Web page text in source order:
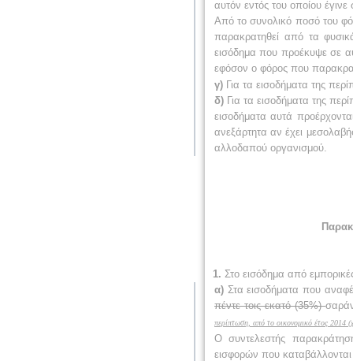
αυτόν εντός του οποίου
Από το συνολικό ποσό του
παρακρατηθεί από τα
εισόδημα που προέκυψε σε
εφόσον ο φόρος που
γ) Για τα εισοδήματα της
δ) Για τα εισοδήματα της
εισοδήματα αυτά
ανεξάρτητα αν έχει
αλλοδαπού οργανισμού.
1. Στο εισόδημα από
α) Στα εισοδήματα που
πέντε τοις εκατό (35%)
περίπτωση, από το οικονομικό έτος 2014
Ο συντελεστής
εισφορών που